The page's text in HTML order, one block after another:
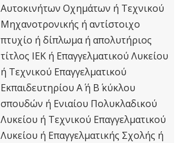
Αυτοκινήτων Οχημάτων ή Τεχνικού
Μηχανοτρονικής ή αντίστοιχο
πτυχίο ή δίπλωμα ή απολυτήριος
τίτλος ΙΕΚ ή Επαγγελματικού Λυκείου
ή Τεχνικού Επαγγελματικού
Εκπαιδευτηρίου Α΄ ή Β΄ κύκλου
σπουδών ή Ενιαίου Πολυκλαδικού
Λυκείου ή Τεχνικού Επαγγελματικού
Λυκείου ή Επαγγελματικής Σχολής ή